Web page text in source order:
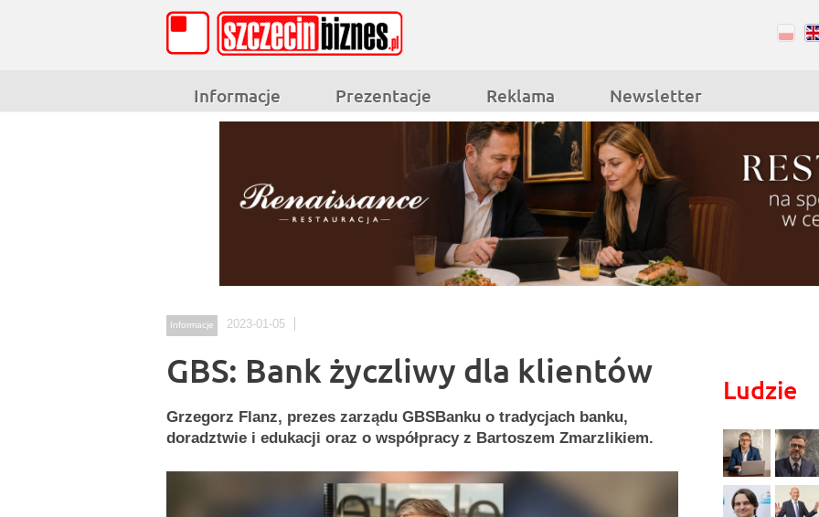
Informacje Prezentacje Reklama Newsletter
Informacje 2023-01-05
GBS: Bank życzliwy dla klientów
Grzegorz Flanz, prezes zarządu GBSBanku o tradycjach banku,
doradztwie i edukacji oraz o współpracy z Bartoszem Zmarzlikiem.
Ludzie